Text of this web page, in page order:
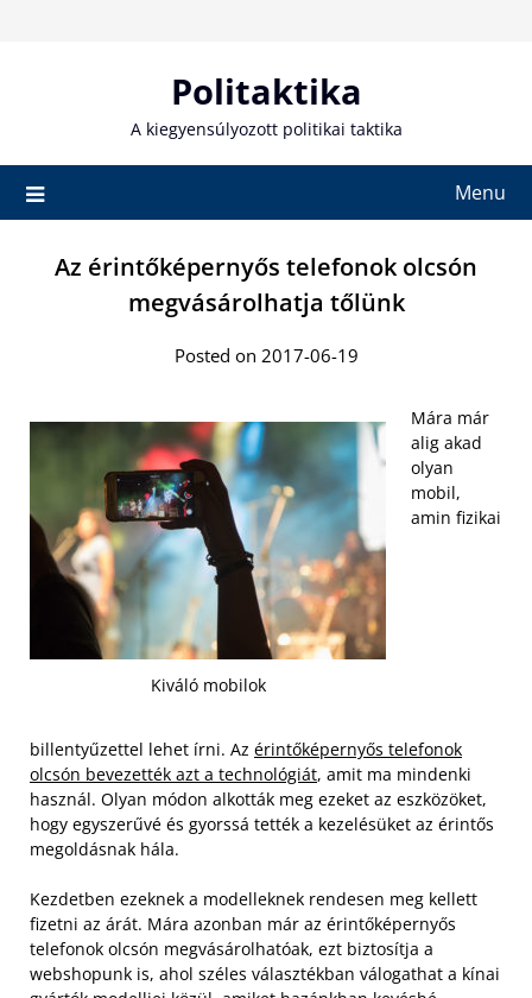
Politaktika
A kiegyensúlyozott politikai taktika
Menu
Az érintőképernyős telefonok olcsón
megvásárolhatja tőlünk
Posted on 2017-06-19
Kiváló mobilok
Mára már
alig akad
olyan
mobil,
amin fizikai
billentyűzettel lehet írni. Az érintőképernyős telefonok
olcsón bevezették azt a technológiát, amit ma mindenki
használ. Olyan módon alkották meg ezeket az eszközöket,
hogy egyszerűvé és gyorssá tették a kezelésüket az érintős
megoldásnak hála.
Kezdetben ezeknek a modelleknek rendesen meg kellett
fizetni az árát. Mára azonban már az érintőképernyős
telefonok olcsón megvásárolhatóak, ezt biztosítja a
webshopunk is, ahol széles választékban válogathat a kínai